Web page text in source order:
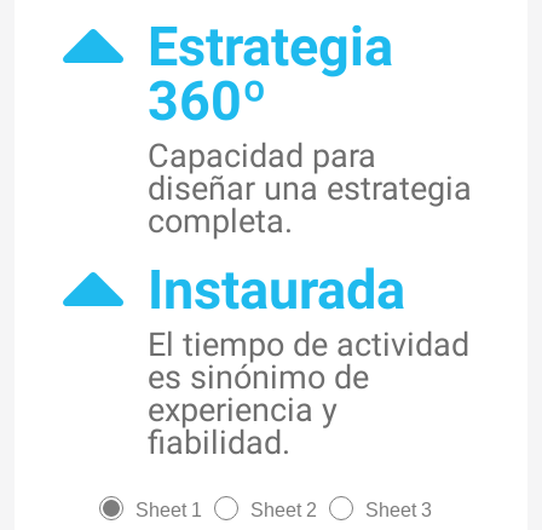
Estrategia
360º
Capacidad para
diseñar una estrategia
completa.
Instaurada
El tiempo de actividad
es sinónimo de
experiencia y
fiabilidad.
Sheet 1 Sheet 2 Sheet 3